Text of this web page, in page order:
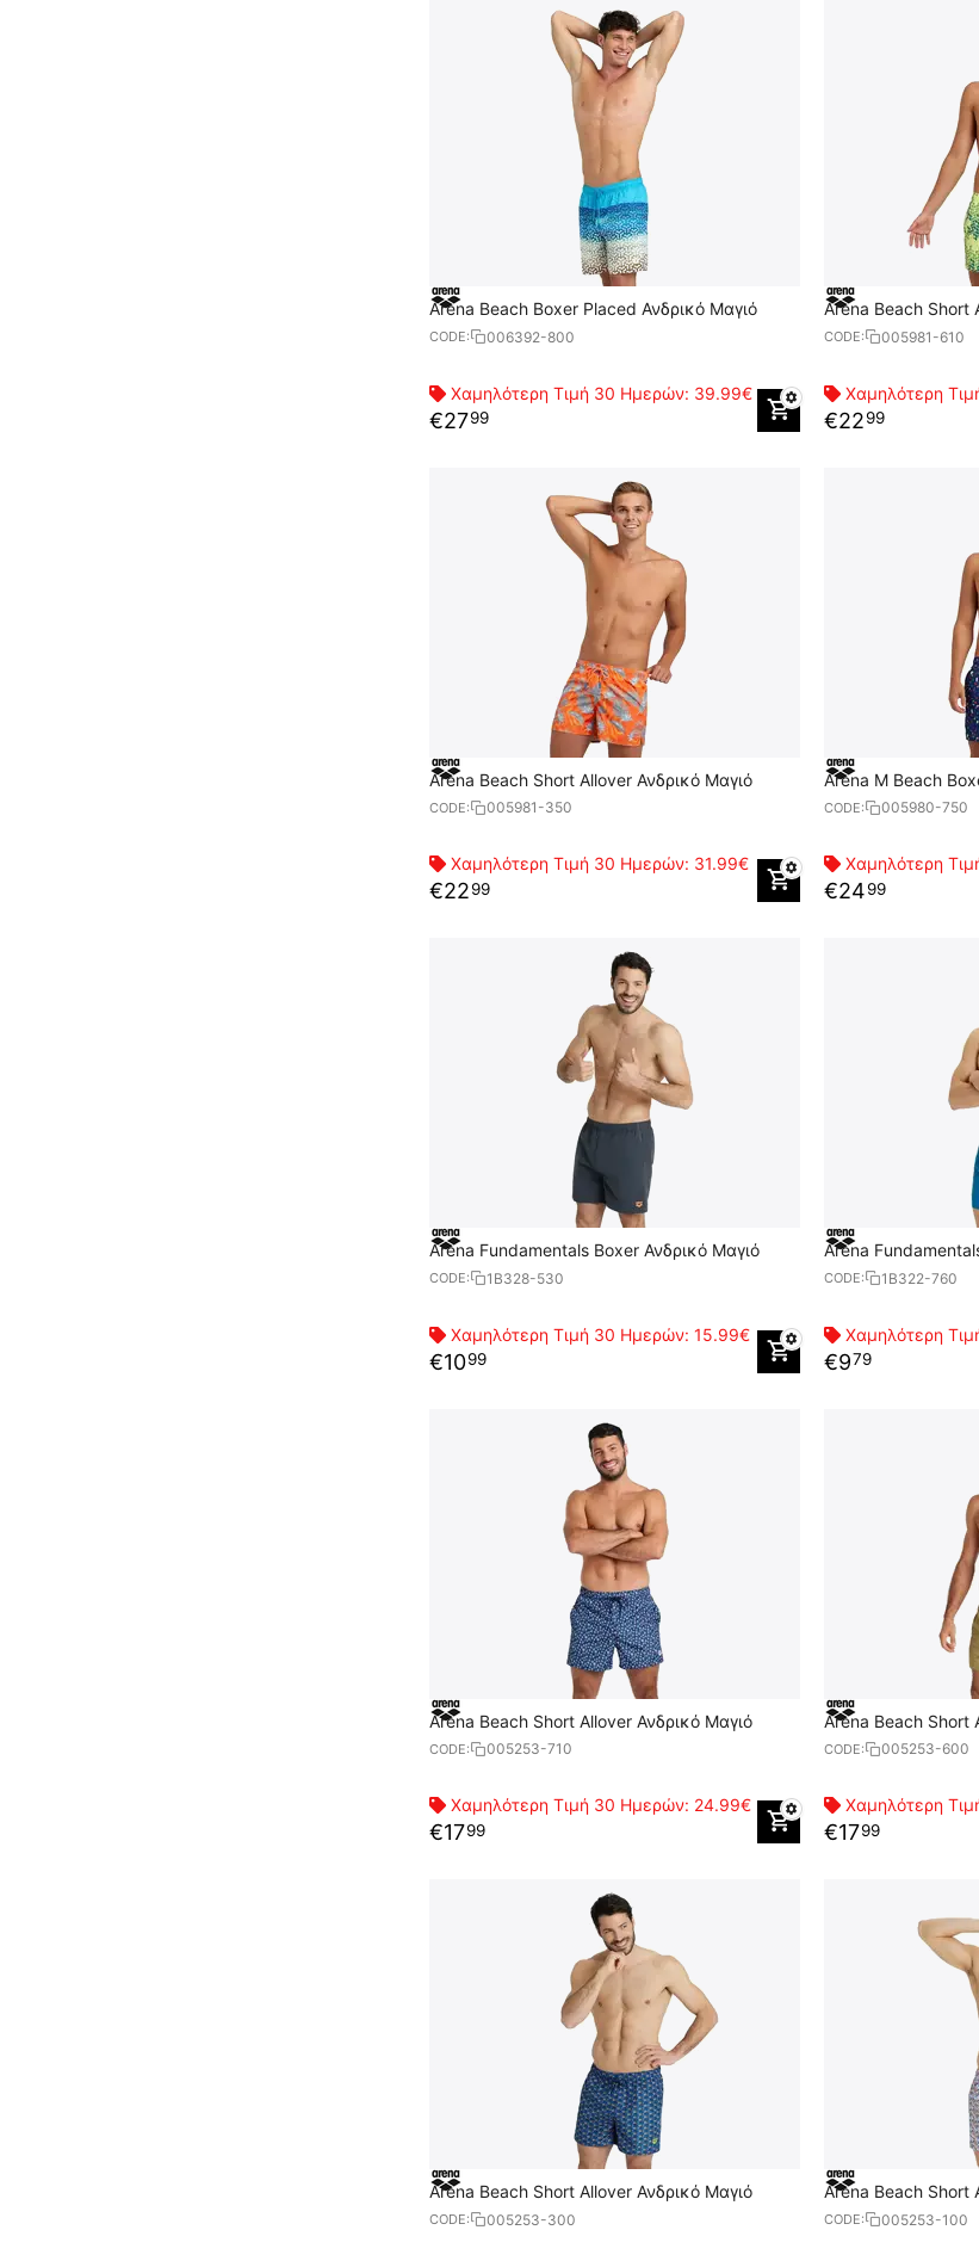
Arena Beach Boxer Placed Ανδρικό Μαγιό
CODE: 006392-800
Χαμηλότερη Τιμή 30 Ημερών: 39.99€
€2799
Arena Beach Short
CODE: 005981-610
Χαμηλότερη
€2299
Arena Beach Short Allover Ανδρικό Μαγιό
CODE: 005981-350
Χαμηλότερη Τιμή 30 Ημερών: 31.99€
€2299
Arena M Beach
CODE: 005980-750
Χαμηλότερη
€2499
Arena Fundamentals Boxer Ανδρικό Μαγιό
CODE: 1B328-530
Χαμηλότερη Τιμή 30 Ημερών: 15.99€
€1099
Arena
CODE: 1B322-760
Χαμηλότερη
€979
Arena Beach Short Allover Ανδρικό Μαγιό
CODE: 005253-710
Χαμηλότερη Τιμή 30 Ημερών: 24.99€
€1799
Arena Beach Short
CODE: 005253-600
Χαμηλότερη
€1799
Arena Beach Short Allover Ανδρικό Μαγιό
CODE: 005253-300
Arena Beach Short
CODE: 005253-100